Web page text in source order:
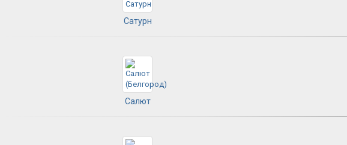
Сатурн
Салют